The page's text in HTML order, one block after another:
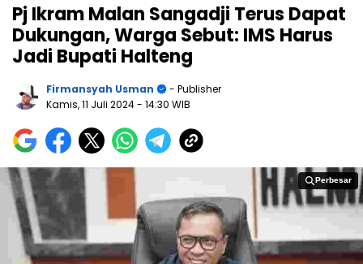
Pj Ikram Malan Sangadji Terus Dapat
Dukungan, Warga Sebut: IMS Harus
Jadi Bupati Halteng
Firmansyah Usman
- Publisher
Kamis, 11 Juli 2024- 14:30 WIB
Perbesar
Perbesar